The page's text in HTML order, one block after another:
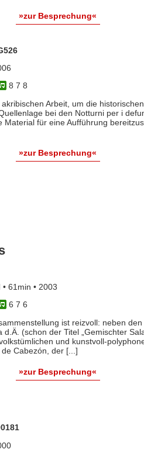
»zur Besprechung«
8 7 8
Arbeit, um die
bei den Notturni per i
für eine Aufführung
»zur Besprechung«
61min • 2003
6 7 6
ist reizvoll: neben den
d.Ä. (schon der Titel „Gemischter
und kunstvoll-
Cabezón, der [...]
»zur Besprechung«